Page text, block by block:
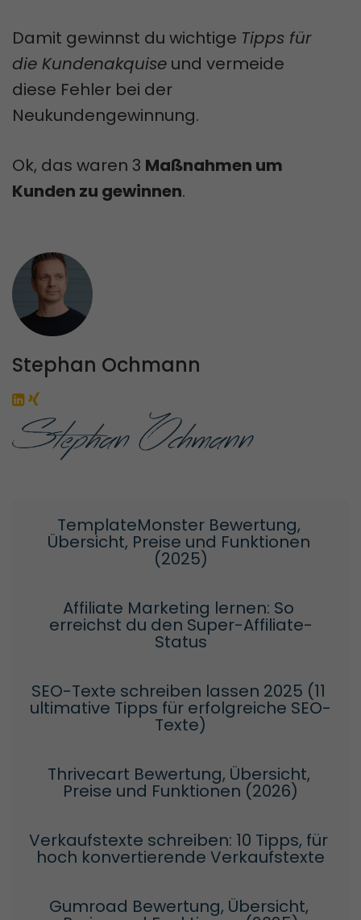
Damit gewinnst du wichtige Tipps für
die Kundenakquise und vermeide
diese Fehler bei der
Neukundengewinnung.
Ok, das waren 3 Maßnahmen um
Kunden zu gewinnen.
Stephan Ochmann
TemplateMonster Bewertung,
Übersicht, Preise und Funktionen
(2025)
Affiliate Marketing lernen: So
erreichst du den Super-Affiliate-
Status
SEO-Texte schreiben lassen 2025 (11
ultimative Tipps für erfolgreiche SEO-
Texte)
Thrivecart Bewertung, Übersicht,
Preise und Funktionen (2026)
Verkaufstexte schreiben: 10 Tipps, für
hoch konvertierende Verkaufstexte
Gumroad Bewertung, Übersicht,